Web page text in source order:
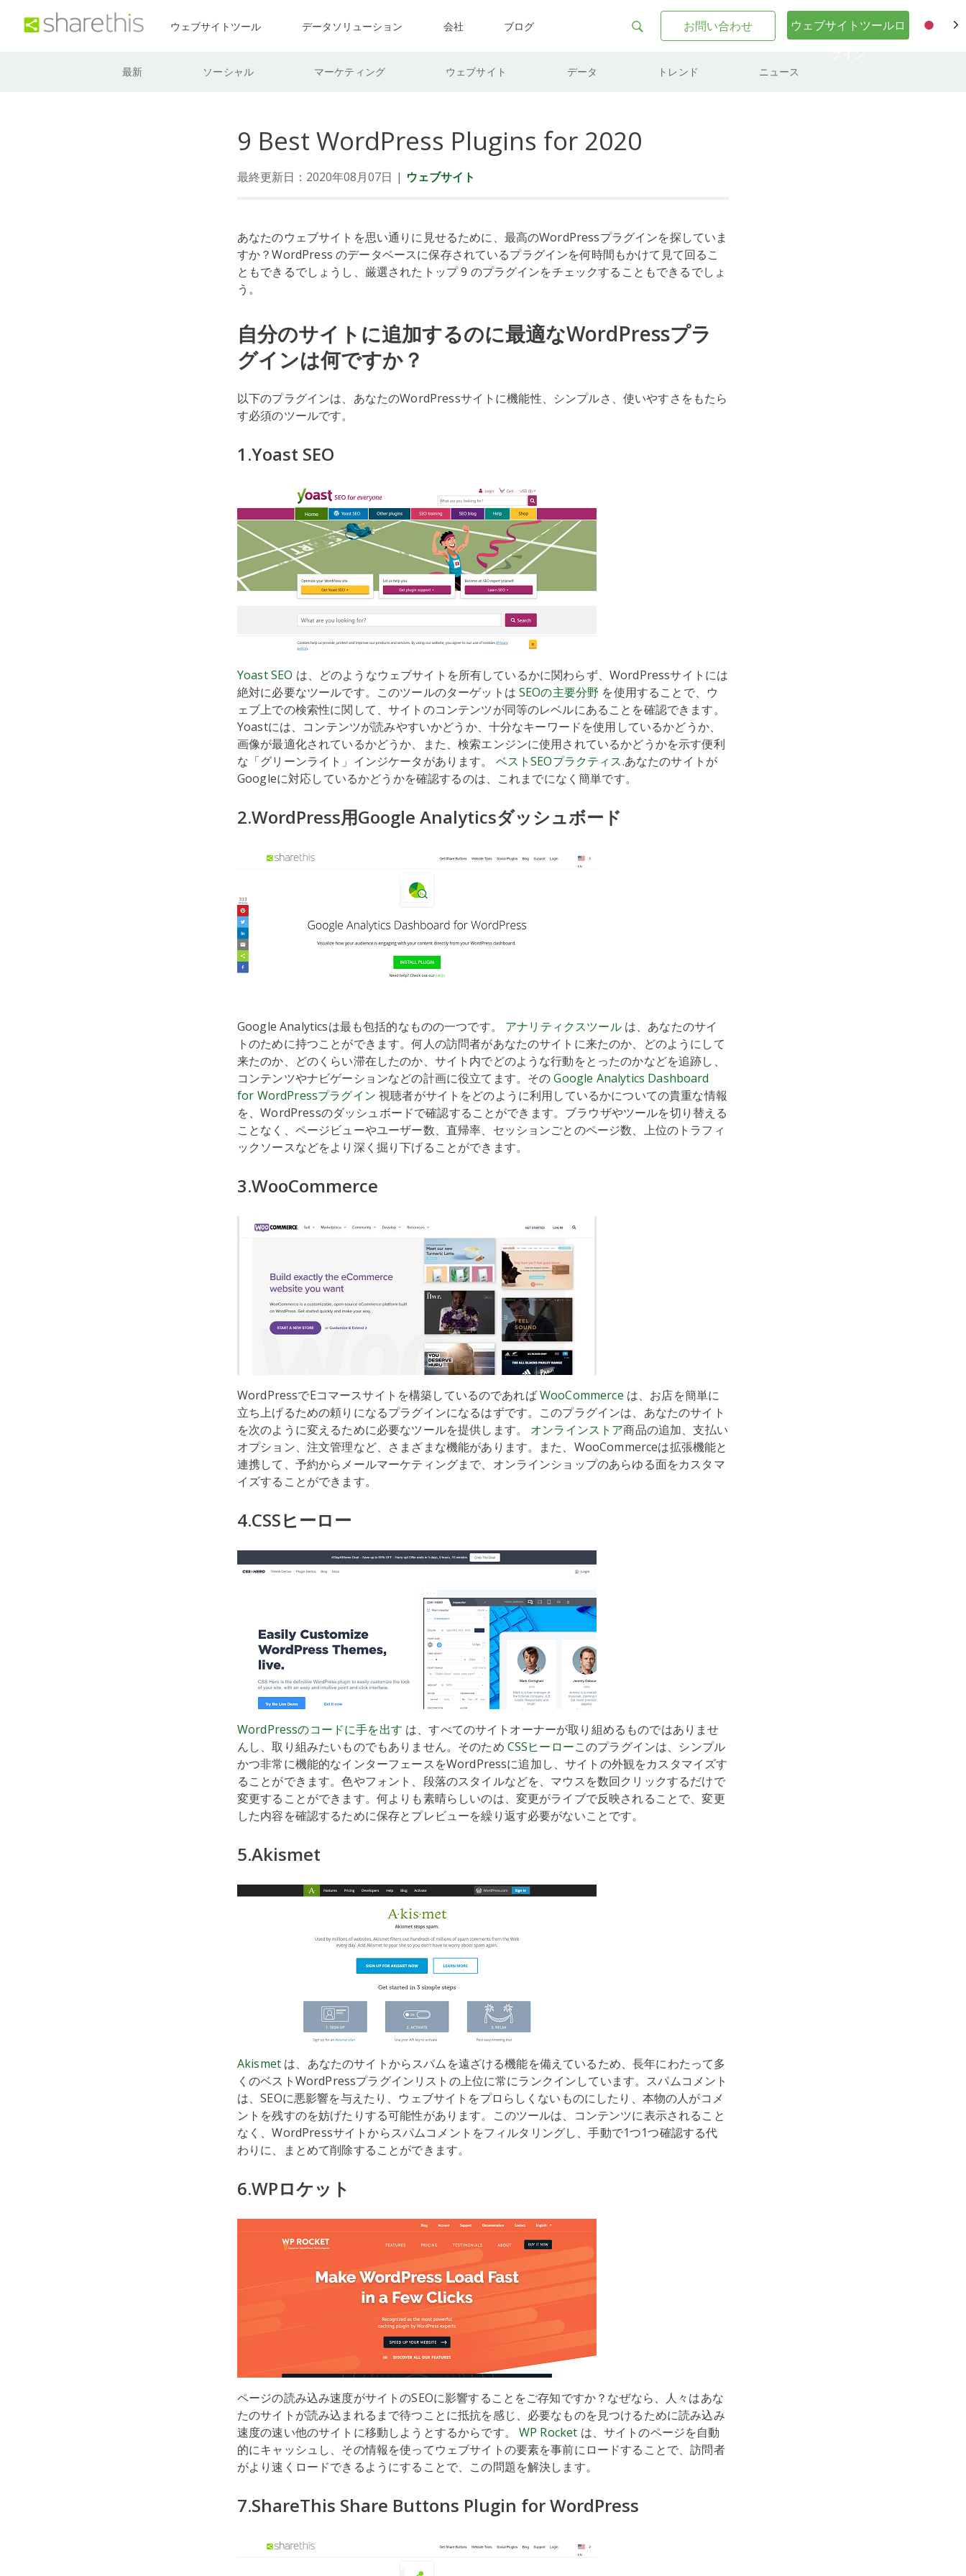
ウェブサイトツール データソリューション 会社 ブログ お問い合わせ
ウェブサイトツールロ
最新 ソーシャル マーケティング ウェブサイト データ トレンド ニュース
9 Best WordPress Plugins for 2020
最終更新日：2020年08月07日 | ウェブサイト
あなたのウェブサイトを思い通りに見せるために、最高のWordPressプラグインを探していま
すか？WordPress のデータベースに保存されているプラグインを何時間もかけて見て回るこ
ともできるでしょうし、厳選されたトップ 9 のプラグインをチェックすることもできるでしょ
う。
自分のサイトに追加するのに最適なWordPressプラ
グインは何ですか？
以下のプラグインは、あなたのWordPressサイトに機能性、シンプルさ、使いやすさをもたら
す必須のツールです。
1.Yoast SEO
Yoast SEO は、どのようなウェブサイトを所有しているかに関わらず、WordPressサイトには
絶対に必要なツールです。このツールのターゲットはSEOの主要分野 を使用することで、ウ
ェブ上での検索性に関して、サイトのコンテンツが同等のレベルにあることを確認できます。
Yoastには、コンテンツが読みやすいかどうか、十分なキーワードを使用しているかどうか、
画像が最適化されているかどうか、また、検索エンジンに使用されているかどうかを示す便利
な「グリーンライト」インジケータがあります。 ベストSEOプラクティス.あなたのサイトが
Googleに対応しているかどうかを確認するのは、これまでになく簡単です。
2.WordPress用Google Analyticsダッシュボード
Google Analyticsは最も包括的なものの一つです。 アナリティクスツールは、あなたのサイ
トのために持つことができます。何人の訪問者があなたのサイトに来たのか、どのようにして
来たのか、どのくらい滞在したのか、サイト内でどのような行動をとったのかなどを追跡し、
コンテンツやナビゲーションなどの計画に役立てます。そのGoogle Analytics Dashboard
for WordPressプラグイン 視聴者がサイトをどのように利用しているかについての貴重な情報
を、WordPressのダッシュボードで確認することができます。ブラウザやツールを切り替える
ことなく、ページビューやユーザー数、直帰率、セッションごとのページ数、上位のトラフィ
ックソースなどをより深く掘り下げることができます。
3.WooCommerce
WordPressでEコマースサイトを構築しているのであればWooCommerce は、お店を簡単に
立ち上げるための頼りになるプラグインになるはずです。このプラグインは、あなたのサイト
を次のように変えるために必要なツールを提供します。 オンラインストア商品の追加、支払い
オプション、注文管理など、さまざまな機能があります。また、WooCommerceは拡張機能と
連携して、予約からメールマーケティングまで、オンラインショップのあらゆる面をカスタマ
イズすることができます。
4.CSSヒーロー
WordPressのコードに手を出す は、すべてのサイトオーナーが取り組めるものではありませ
んし、取り組みたいものでもありません。そのため CSSヒーローこのプラグインは、シンプル
かつ非常に機能的なインターフェースをWordPressに追加し、サイトの外観をカスタマイズす
ることができます。色やフォント、段落のスタイルなどを、マウスを数回クリックするだけで
変更することができます。何よりも素晴らしいのは、変更がライブで反映されることで、変更
した内容を確認するために保存とプレビューを繰り返す必要がないことです。
5.Akismet
Akismet は、あなたのサイトからスパムを遠ざける機能を備えているため、長年にわたって多
くのベストWordPressプラグインリストの上位に常にランクインしています。スパムコメント
は、SEOに悪影響を与えたり、ウェブサイトをプロらしくないものにしたり、本物の人がコメ
ントを残すのを妨げたりする可能性があります。このツールは、コンテンツに表示されること
なく、WordPressサイトからスパムコメントをフィルタリングし、手動で1つ1つ確認する代
わりに、まとめて削除することができます。
6.WPロケット
ページの読み込み速度がサイトのSEOに影響することをご存知ですか？なぜなら、人々はあな
たのサイトが読み込まれるまで待つことに抵抗を感じ、必要なものを見つけるために読み込み
速度の速い他のサイトに移動しようとするからです。WP Rocket は、サイトのページを自動
的にキャッシュし、その情報を使ってウェブサイトの要素を事前にロードすることで、訪問者
がより速くロードできるようにすることで、この問題を解決します。
7.ShareThis Share Buttons Plugin for WordPress